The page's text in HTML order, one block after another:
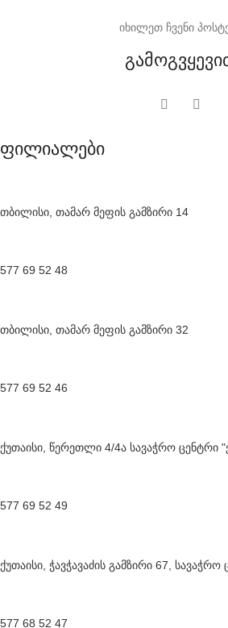
იხილეთ ჩვენი
ფილიალები
თბილისი, თამარ მეფის გამზირი 14
577 69 52 48
თბილისი, თამარ მეფის გამზირი 32
577 69 52 46
ქუთაისი, წერეთლი 4/4ა სავაჭრო ცენტრი
577 69 52 49
ქუთაისი, ჭავჭავაძის გამზირი 67,
577 68 52 47